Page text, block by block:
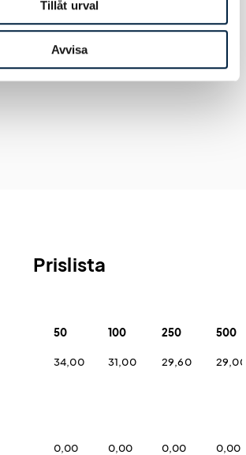
Tillåt urval
Avvisa
Godkänd för kontakt med livsmedel,
Kadmiumtest
Prislista
50 100 250 500
34,00 31,00 29,60 29,00
0,00 0,00 0,00 0,00